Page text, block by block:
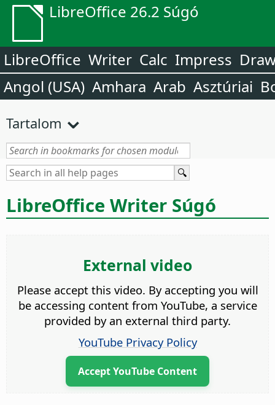
LibreOffice 26.2 Súgó
LibreOffice Writer Calc Impress
Angol (USA) Amhara Arab Asztúriai
Tartalom
LibreOffice Writer Súgó
External video
Please accept this video. By accepting you will
be accessing content from YouTube, a service
provided by an external third party.
YouTube Privacy Policy
Accept YouTube Content